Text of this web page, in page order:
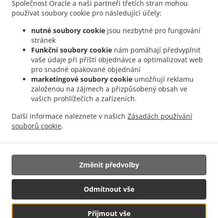
Společnost Oracle a naši partneři třetích stran mohou
používat soubory cookie pro následující účely:
nutné soubory cookie jsou nezbytné pro fungování
stránek
Funkční soubory cookie nám pomáhají předvyplnit
vaše údaje při příští objednávce a optimalizovat web
pro snadné opakované objednání
marketingové soubory cookie umožňují reklamu
založenou na zájmech a přizpůsobený obsah ve
vašich prohlížečích a zařízeních.
Další informace naleznete v našich Zásadách používání
souborů cookie.
Přijmout vše
Odmítnout vše
Změnit předvolby
Nabídka
Kontaktujte nás
AKCEPTOVANÉ PLATEBNÍ METODY
Hawaiian Jídlo s sebou Euless
Podpora:
GFunnel Business LLC. | restaurants@gfunnel.com |+1 (833) 705-0808